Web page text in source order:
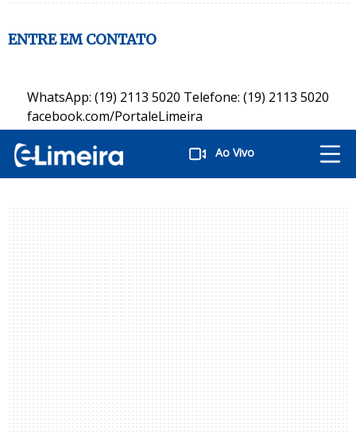
Ao Vivo
ENTRE EM CONTATO
WhatsApp: (19) 2113 5020 Telefone: (19) 2113 5020
facebook.com/PortaleLimeira
instagram.com/PortaleLimeira
twitter.com/PortaleLimeira